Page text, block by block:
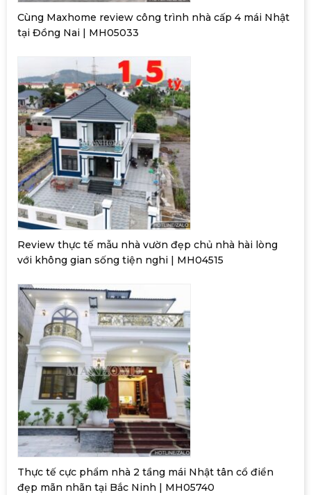
Cùng Maxhome review công trình nhà cấp 4 mái Nhật
tại Đồng Nai | MH05033
Review thực tế mẫu nhà vườn đẹp chủ nhà hài lòng
với không gian sống tiện nghi | MH04515
Thực tế cực phẩm nhà 2 tầng mái Nhật tân cổ điển
đẹp mãn nhãn tại Bắc Ninh | MH05740